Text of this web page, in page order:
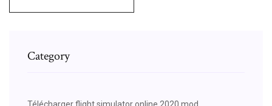
Category
Télécharger flight simulator online 2020 mod